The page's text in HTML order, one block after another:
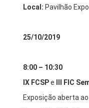
Local: Pavilhão
25/10/2019
8:00 – 10:30
IX FCSPe
III FIC
Exposição aberta